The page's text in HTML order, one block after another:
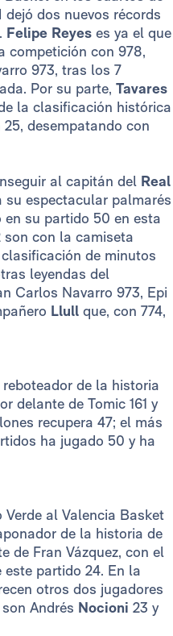
dejó dos nuevos récords
Felipe Reyes es ya el que
competición con 978,
973, tras los 7
Por su parte, Tavares
la clasificación histórica
desempatando con
al capitán del Real
su espectacular palmarés
en su partido 50 en esta
con la camiseta
de minutos
leyendas del
Carlos Navarro 973, Epi
Llull que, con 774,
de la historia
delante de Tomic 161 y
recupera 47; el más
ha jugado 50 y ha
al Valencia Basket
de la historia de
de Fran Vázquez, con el
partido 24. En la
otros dos jugadores
Andrés Nocioni 23 y